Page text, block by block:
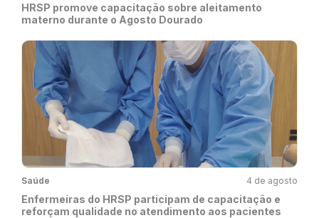
HRSP promove capacitação sobre aleitamento
materno durante o Agosto Dourado
Saúde 4 de agosto
Enfermeiras do HRSP participam de capacitação e
reforçam qualidade no atendimento aos pacientes